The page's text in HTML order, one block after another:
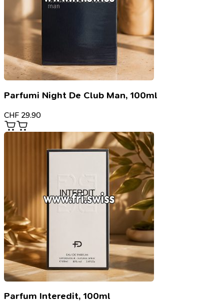
Parfumi Night De Club Man, 100ml
CHF 29.90
Parfum Interedit, 100ml